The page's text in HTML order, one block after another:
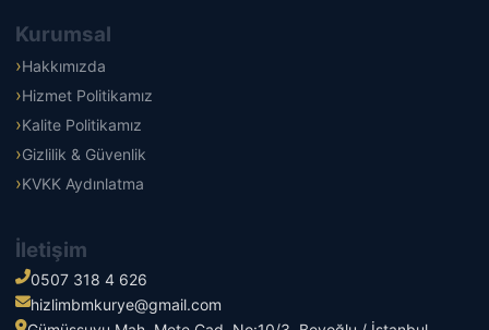
Kurumsal
Hakkımızda
Hizmet Politikamız
Kalite Politikamız
Gizlilik & Güvenlik
KVKK Aydınlatma
İletişim
0507 318 4 626
hizlimbmkurye@gmail.com